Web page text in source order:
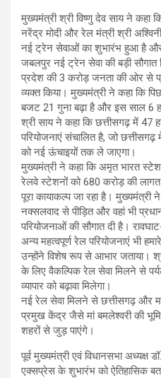
मुख्यमंत्री श्री विष्णु देव साय ने कहा
नरेंद्र मोदी और रेल मंत्री श्री
नई ट्रेन सेवाओं का शुभारंभ हुआ है और
जबलपुर नई ट्रेन सेवा की बड़ी
प्रदेश की 3 करोड़ जनता की ओर से
व्यक्त किया। मुख्यमंत्री ने कहा कि
बजट 21 गुना बढ़ा है और इस साल 6
श्री साय ने कहा कि छत्तीसगढ़ में
परियोजनाएं संचालित है, जो
को नई ऊंचाइयों तक ले जाएगा।
मुख्यमंत्री ने कहा कि अमृत भारत
रेलवे स्टेशनों को 680 करोड़ की
पूरा कायाकल्प जा रहा है। मुख्यमंत्री
नक्सलवाद से पीड़ित और वहां भी
परियोजनाओं की सौगात दी है।
अन्य महत्वपूर्ण रेल परियोजनाएं भी
उन्होंने विशेष रूप से आभार जताया।
के लिए वैकल्पिक रेल सेवा मिलने से
व्यापार को बढ़ावा मिलेगा।
नई रेल सेवा मिलने से छत्तीसगढ़ और
प्रमुख केंद्र जैसे मां बमलेश्वरी की
शहरों से जुड़ पाएंगे।
पूर्व मुख्यमंत्री एवं विधानसभा अध्यक्ष
एक्सप्रेस के शुभारंभ को ऐतिहासिक